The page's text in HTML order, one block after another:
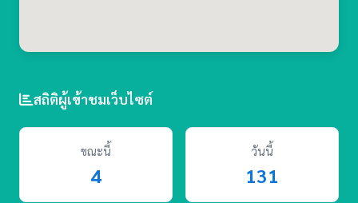
สถิติผู้เข้าชมเว็บไซต์
ขณะนี้
4
วันนี้
131